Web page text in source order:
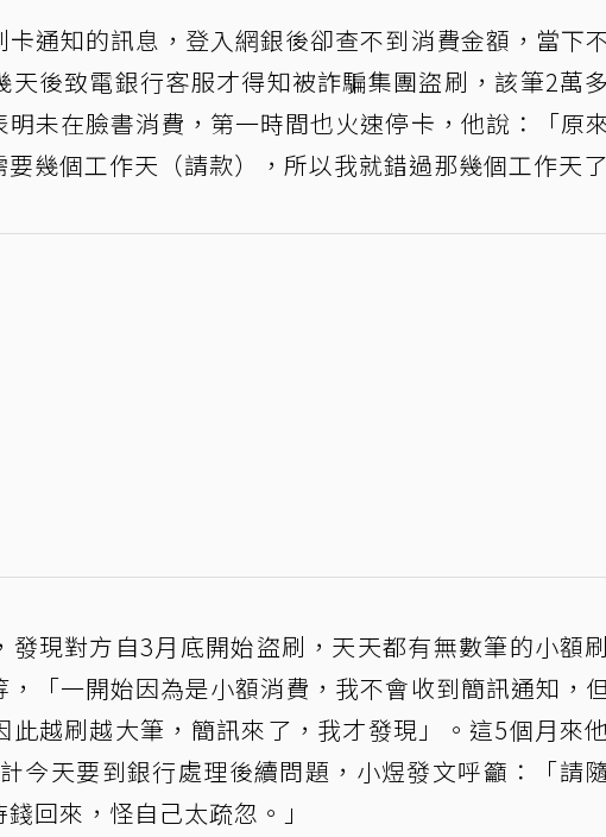
通知的訊息，登入網銀後卻查不到消費金額，當下
天後致電銀行客服才得知被詐騙集團盜刷，該筆2萬
未在臉書消費，第一時間也火速停卡，他說：「原
幾個工作天（請款），所以我就錯過那幾個工作天
發現對方自3月底開始盜刷，天天都有無數筆的小額
「一開始因為是小額消費，我不會收到簡訊通知，
此越刷越大筆，簡訊來了，我才發現」。這5個月來
今天要到銀行處理後續問題，小煜發文呼籲：「請
回來，怪自己太疏忽。」